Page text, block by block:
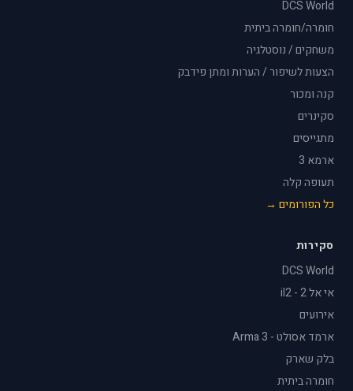
DCS World
חומרה/חומרה ביתית
משחקים / נוסטלגיה
הצעות לשיפור / הערות ומתן פידבק
קנה ומכור
סקינרים
מתגייסים
ארמא 3
תעופה קלה
כל הפורומים →
סקירות
DCS World
אי אל 2 - il2
אירועים
ארמד אסולט - Arma 3
בלק שארק
חומרה ביתית